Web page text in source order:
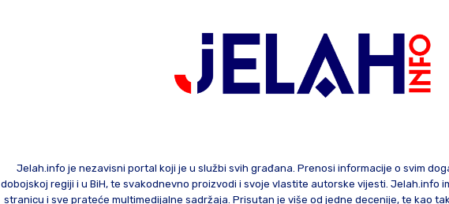
Jelah.info je nezavisni portal koji je u službi svih građana. Prenosi informacije o svim
dobojskoj regiji i u BiH, te svakodnevno proizvodi i svoje vlastite autorske vijesti. Jelah.info
stranicu i sve prateće multimedijalne sadržaja. Prisutan je više od jedne decenije, te kao